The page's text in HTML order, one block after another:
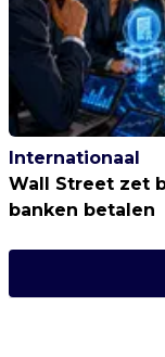
Internationaal
Wall Street zet
banken betalen